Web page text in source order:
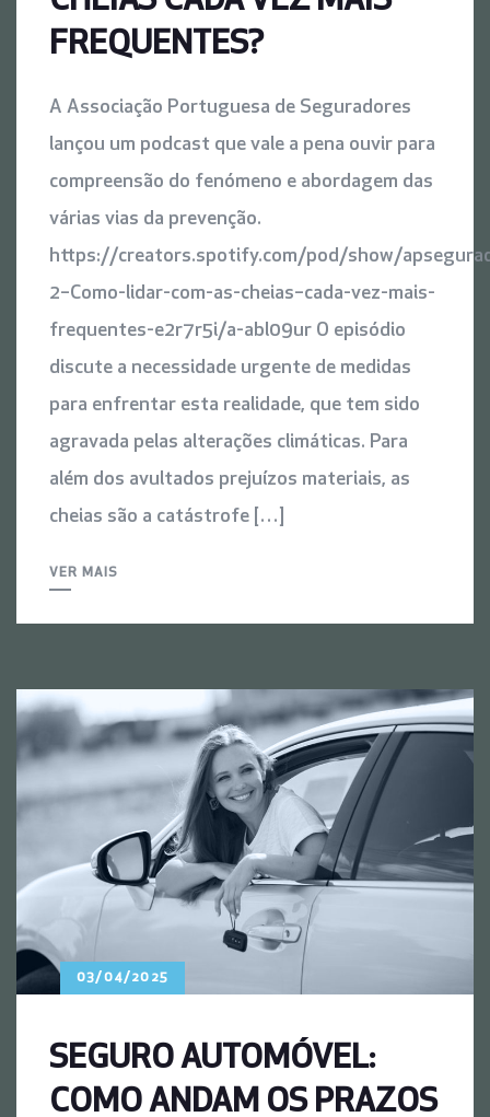
FREQUENTES?
A Associação Portuguesa de Seguradores
lançou um podcast que vale a pena ouvir para
compreensão do fenómeno e abordagem das
várias vias da prevenção.
https://creators.spotify.com/pod/show/
2–Como-lidar-com-as-cheias–cada-vez-mais-
frequentes-e2r7r5i/a-abl09ur O episódio
discute a necessidade urgente de medidas
para enfrentar esta realidade, que tem sido
agravada pelas alterações climáticas. Para
além dos avultados prejuízos materiais, as
cheias são a catástrofe […]
VER MAIS
03/04/2025
SEGURO AUTOMÓVEL:
COMO ANDAM OS PRAZOS